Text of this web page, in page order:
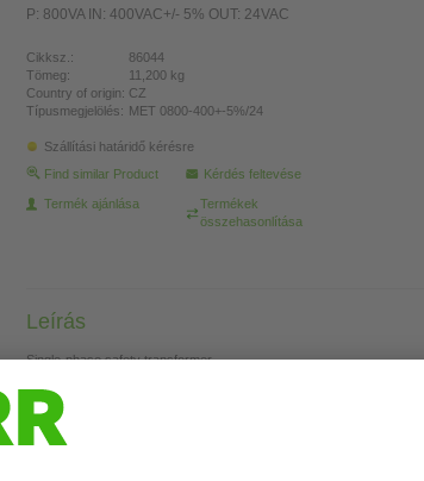
P: 800VA IN: 400VAC+/- 5% OUT: 24VAC
Cikksz.:
86044
Tömeg:
11,200 kg
Country of origin: CZ
Típusmegjelölés: MET 0800-400+-5%/24
Szállítási határidő kérésre
Find similar Product
Kérdés feltevése
Termék ajánlása
Termékek
összehasonlítása
Leírás
Single-phase safety transformer
Isolation class T 60/B